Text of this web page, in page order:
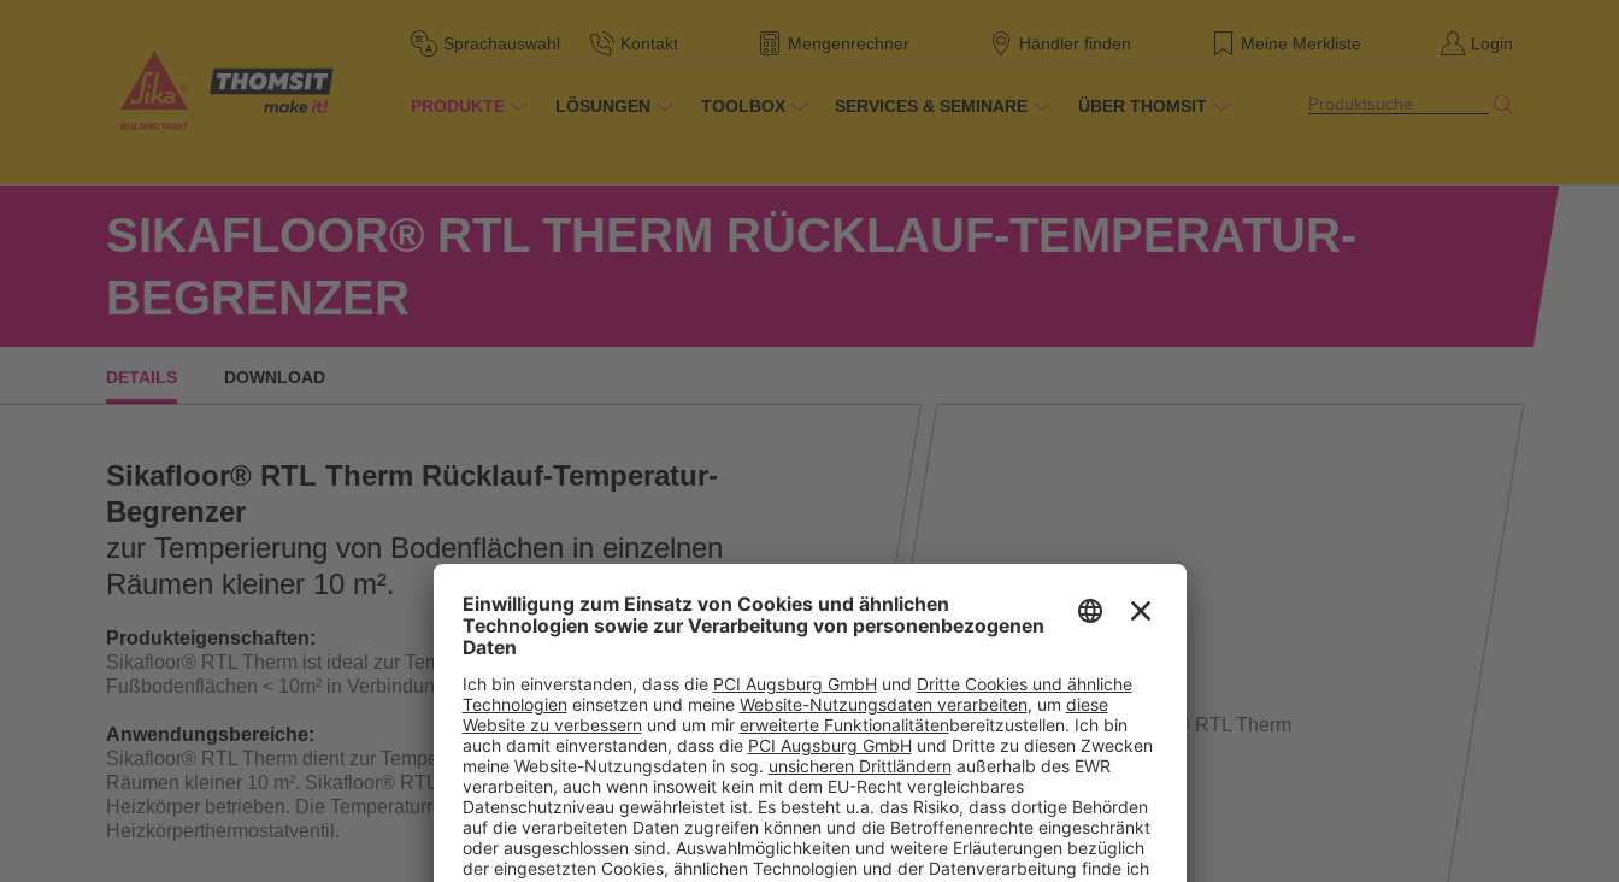
Sprachauswahl Kontakt Mengenrechner Händler finden Meine Merkliste Login
PRODUKTE LÖSUNGEN TOOLBOX SERVICES & SEMINARE ÜBER THOMSIT Produktsuche
SIKAFLOOR® RTL THERM RÜCKLAUF-TEMPERATUR-
BEGRENZER
DETAILS DOWNLOAD
Sikafloor® RTL Therm Rücklauf-Temperatur-
Begrenzer
zur Temperierung von Bodenflächen in einzelnen
Räumen kleiner 10 m².
Produkteigenschaften:
Sikafloor® RTL Therm ist ideal zur Temperierung von kleinen
Fußbodenflächen < 10m² in Verbindung mit bestehenden Wandheizkörpern.
Anwendungsbereiche:
Sikafloor® RTL Therm dient zur Temperierung von Bodenflächen in einzelnen
Räumen kleiner 10 m². Sikafloor® RTL Therm wird in Verbindung mit einem
Heizkörper betrieben. Die Temperaturregelung übernimmt weiterhin das
Heizkörperthermostatventil.